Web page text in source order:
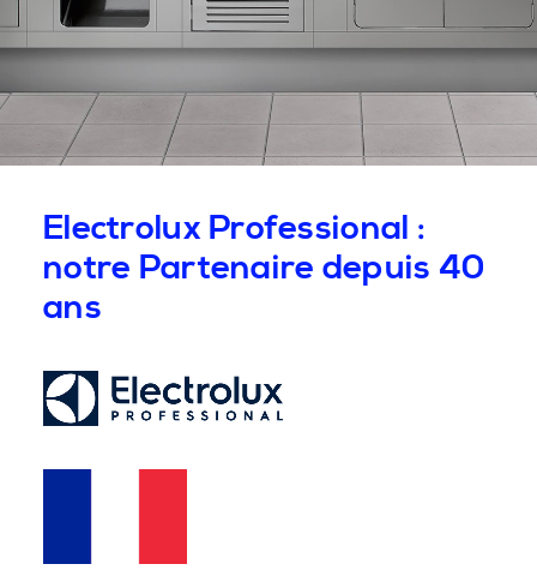
Electrolux Professional :
notre Partenaire depuis 40
ans